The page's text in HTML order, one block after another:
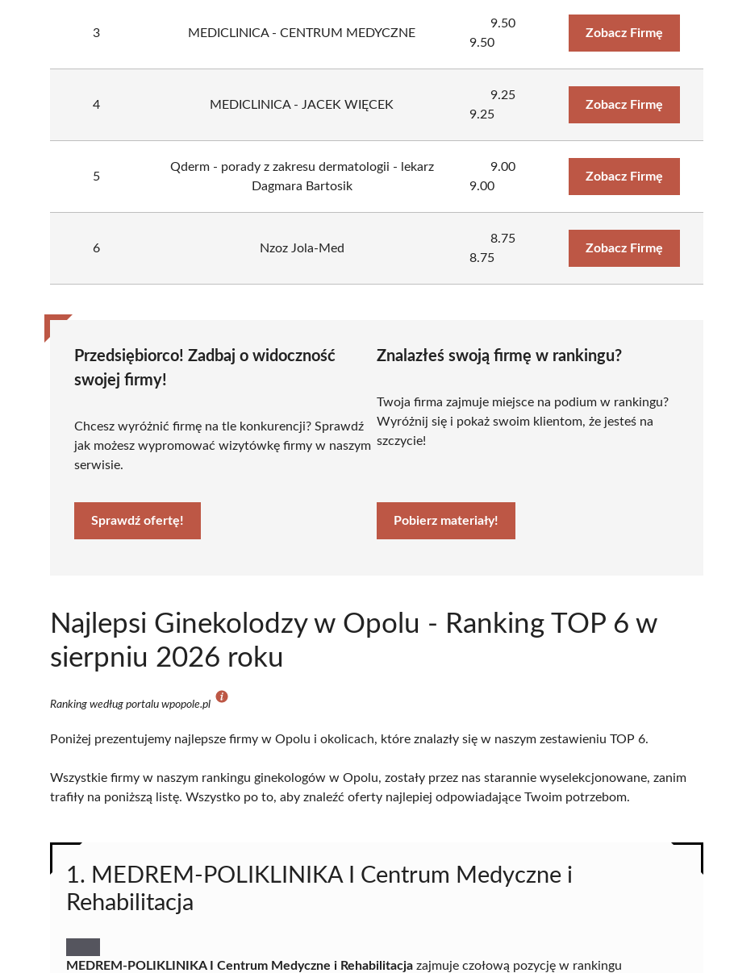
3 MEDICLINICA - CENTRUM MEDYCZNE
9.50
9.50
Zobacz Firmę
4 MEDICLINICA - JACEK WIĘCEK
9.25
9.25
Zobacz Firmę
5
Qderm - porady z zakresu dermatologii - lekarz
Dagmara Bartosik
9.00
9.00
Zobacz Firmę
6 Nzoz Jola-Med
8.75
8.75
Zobacz Firmę
Przedsiębiorco! Zadbaj o widoczność
swojej firmy!
Chcesz wyróżnić firmę na tle konkurencji? Sprawdź
jak możesz wypromować wizytówkę firmy w naszym
serwisie.
Sprawdź ofertę!
Znalazłeś swoją firmę w rankingu?
Twoja firma zajmuje miejsce na podium w rankingu?
Wyróżnij się i pokaż swoim klientom, że jesteś na
szczycie!
Pobierz materiały!
Najlepsi Ginekolodzy w Opolu - Ranking TOP 6 w
sierpniu 2026 roku
Ranking według portalu wpopole.pl
Poniżej prezentujemy najlepsze firmy w Opolu i okolicach, które znalazły się w naszym zestawieniu TOP 6.
Wszystkie firmy w naszym rankingu ginekologów w Opolu, zostały przez nas starannie wyselekcjonowane, zanim
trafiły na poniższą listę. Wszystko po to, aby znaleźć oferty najlepiej odpowiadające Twoim potrzebom.
1. MEDREM-POLIKLINIKA I Centrum Medyczne i
Rehabilitacja
MEDREM-POLIKLINIKA I Centrum Medyczne i Rehabilitacja zajmuje czołową pozycję w rankingu